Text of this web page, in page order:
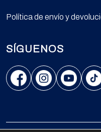
Política de envío y
SÍGUENOS